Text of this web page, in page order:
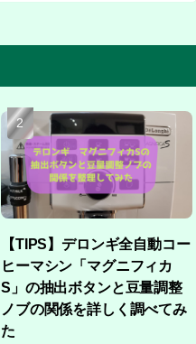
【TIPS】デロンギ全自動コー
ヒーマシン「マグニフィカ
S」の抽出ボタンと豆量調整
ノブの関係を詳しく調べてみ
た